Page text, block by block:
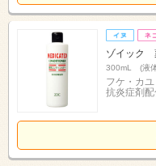
ゾイック
300mL (液
フケ・カ
抗炎症剤